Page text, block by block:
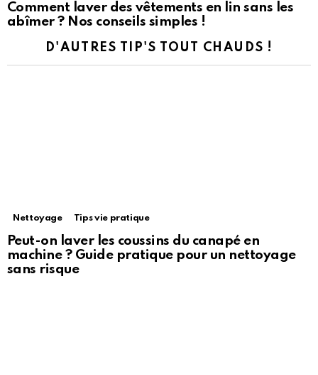
Comment laver des vêtements en lin sans les
abîmer ? Nos conseils simples !
D'AUTRES TIP'S TOUT CHAUDS !
Nettoyage Tips vie pratique
Peut-on laver les coussins du canapé en
machine ? Guide pratique pour un nettoyage
sans risque